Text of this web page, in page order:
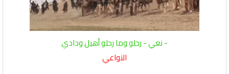
- نعي - رحلو وما رحلو أهيل ودادي
النواعي